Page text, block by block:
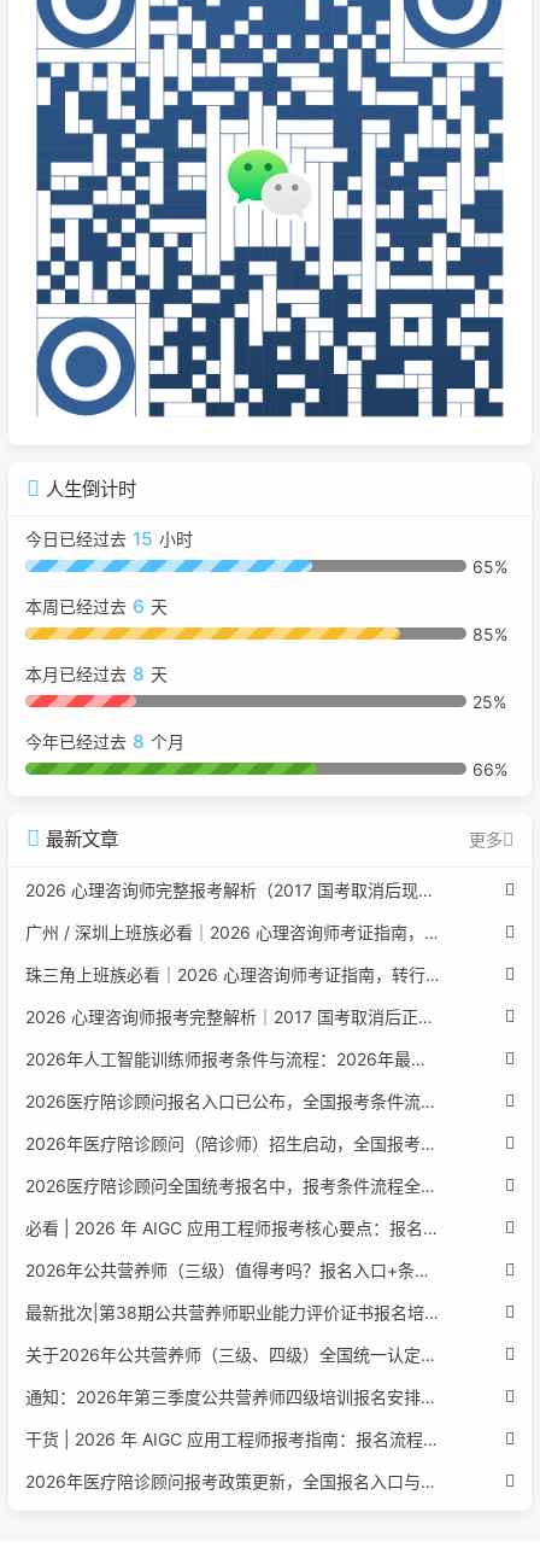
人生倒计时
今日已经过去 15 小时
65%
本周已经过去 6 天
85%
本月已经过去 8 天
25%
今年已经过去 8 个月
66%
最新文章 更多
2026 心理咨询师完整报考解析（2017 国考取消后现行权威体系 + 避坑全指南）
广州 / 深圳上班族必看｜2026 心理咨询师考证指南，转行副业、情绪疏导双收益
珠三角上班族必看｜2026 心理咨询师考证指南，转行副业、情绪疏导双收益
2026 心理咨询师报考完整解析｜2017 国考取消后正规报考标准、流程避坑指南
2026年人工智能训练师报考条件与流程：2026年最新官方要求全面解读
2026医疗陪诊顾问报名入口已公布，全国报考条件流程政策全解析
2026年医疗陪诊顾问（陪诊师）招生启动，全国报考指南附报名官网
2026医疗陪诊顾问全国统考报名中，报考条件流程全攻略附报名入口
必看 | 2026 年 AIGC 应用工程师报考核心要点：报名费用、官网可查、行业认可度、补考规则全盘点
2026年公共营养师（三级）值得考吗？报名入口+条件+证书用途
最新批次|第38期公共营养师职业能力评价证书报名培训通知
关于2026年公共营养师（三级、四级）全国统一认定报名的服务通知
通知：2026年第三季度公共营养师四级培训报名安排正式发布
干货 | 2026 年 AIGC 应用工程师报考指南：报名流程、学历要求、培训课程、就业方向全梳理
2026年医疗陪诊顾问报考政策更新，全国报名入口与报考指南全同步